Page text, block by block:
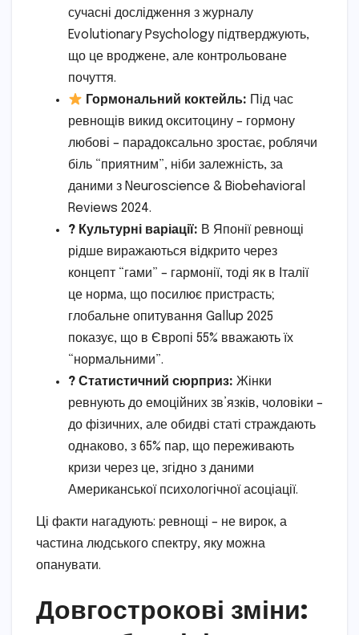
сучасні дослідження з журналу
Evolutionary Psychology підтверджують,
що це вроджене, але контрольоване
почуття.
Гормональний коктейль: Під час
ревнощів викид окситоцину – гормону
любові – парадоксально зростає, роблячи
біль “приятним”, ніби залежність, за
даними з Neuroscience & Biobehavioral
Reviews 2024.
? Культурні варіації: В Японії ревнощі
рідше виражаються відкрито через
концепт “гами” – гармонії, тоді як в Італії
це норма, що посилює пристрасть;
глобальне опитування Gallup 2025
показує, що в Європі 55% вважають їх
“нормальними”.
? Статистичний сюрприз: Жінки
ревнують до емоційних зв’язків, чоловіки –
до фізичних, але обидві статі страждають
однаково, з 65% пар, що переживають
кризи через це, згідно з даними
Американської психологічної асоціації.
Ці факти нагадують: ревнощі – не вирок, а
частина людського спектру, яку можна
опанувати.
Довгострокові зміни: